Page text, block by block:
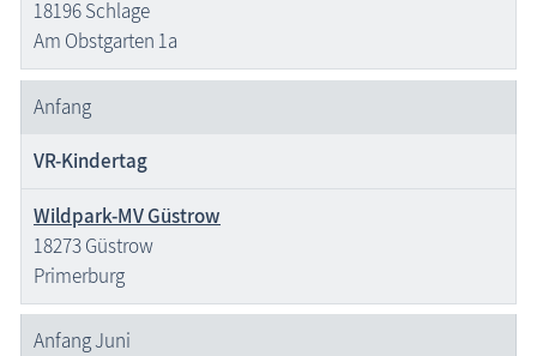
18196 Schlage
Am Obstgarten 1a
Anfang
VR-Kindertag
Wildpark-MV Güstrow
18273 Güstrow
Primerburg
Anfang Juni